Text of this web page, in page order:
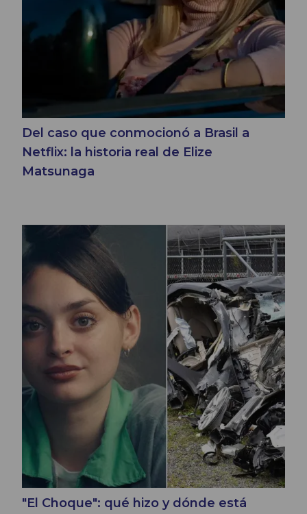
Del caso que conmocionó a Brasil a
Netflix: la historia real de Elize
Matsunaga
"El Choque": qué hizo y dónde está